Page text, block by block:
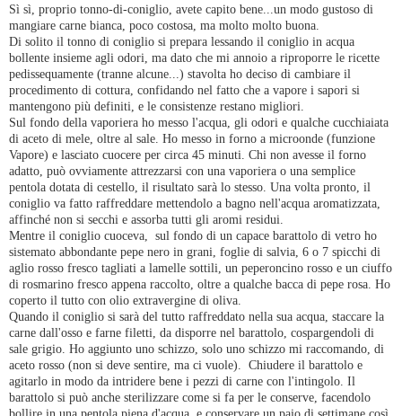
Sì sì, proprio tonno-di-coniglio, avete capito bene...un modo gustoso di
mangiare carne bianca, poco costosa, ma molto molto buona.
Di solito il tonno di coniglio si prepara lessando il coniglio in acqua
bollente insieme agli odori, ma dato che mi annoio a riproporre le ricette
pedissequamente (tranne alcune...) stavolta ho deciso di cambiare il
procedimento di cottura, confidando nel fatto che a vapore i sapori si
mantengono più definiti, e le consistenze restano migliori.
Sul fondo della vaporiera ho messo l'acqua, gli odori e qualche cucchiaiata
di aceto di mele, oltre al sale. Ho messo in forno a microonde (funzione
Vapore) e lasciato cuocere per circa 45 minuti. Chi non avesse il forno
adatto, può ovviamente attrezzarsi con una vaporiera o una semplice
pentola dotata di cestello, il risultato sarà lo stesso. Una volta pronto, il
coniglio va fatto raffreddare mettendolo a bagno nell'acqua aromatizzata,
affinché non si secchi e assorba tutti gli aromi residui.
Mentre il coniglio cuoceva, sul fondo di un capace barattolo di vetro ho
sistemato abbondante pepe nero in grani, foglie di salvia, 6 o 7 spicchi di
aglio rosso fresco tagliati a lamelle sottili, un peperoncino rosso e un ciuffo
di rosmarino fresco appena raccolto, oltre a qualche bacca di pepe rosa. Ho
coperto il tutto con olio extravergine di oliva.
Quando il coniglio si sarà del tutto raffreddato nella sua acqua, staccare la
carne dall'osso e farne filetti, da disporre nel barattolo, cospargendoli di
sale grigio. Ho aggiunto uno schizzo, solo uno schizzo mi raccomando, di
aceto rosso (non si deve sentire, ma ci vuole). Chiudere il barattolo e
agitarlo in modo da intridere bene i pezzi di carne con l'intingolo. Il
barattolo si può anche sterilizzare come si fa per le conserve, facendolo